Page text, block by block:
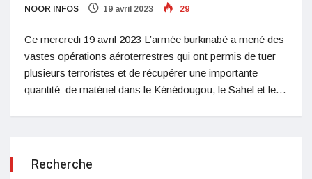
NOOR INFOS 19 avril 2023 29
Ce mercredi 19 avril 2023 L’armée burkinabè a mené des
vastes opérations aéroterrestres qui ont permis de tuer
plusieurs terroristes et de récupérer une importante
quantité de matériel dans le Kénédougou, le Sahel et le…
Recherche